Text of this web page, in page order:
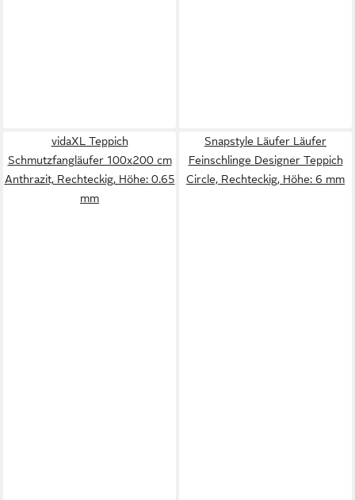
vidaXL Teppich
Schmutzfangläufer 100x200 cm
Anthrazit, Rechteckig, Höhe: 0.65
mm
Snapstyle Läufer Läufer
Feinschlinge Designer Teppich
Circle, Rechteckig, Höhe: 6 mm